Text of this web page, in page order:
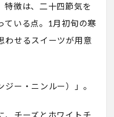
特徴は、二十四節気を
ている点。1月初旬の寒
わせるスイーツが用意
ー・ニンルー）」。
、チーズとホワイトチ